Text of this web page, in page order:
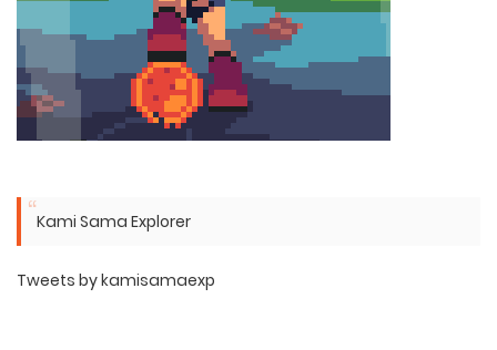
Kami Sama Explorer
Tweets by kamisamaexp